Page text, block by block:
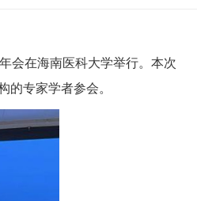
会在海南医科大学举行。本次
的专家学者参会。